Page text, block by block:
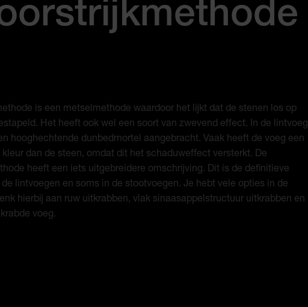
is een metselmethode waardoor het lijkt dat de stenen los op
Het heeft ook wel een soort van zwevend effect. In de lintvoeg
hooghechtende dunbedmortel aangebracht. Vaak heeft de voeg een
dan de steen, omdat dit het schaduweffect versterkt. De
heeft een iets uitgebreidere omschrijving. Dit is de definitieve
lintvoegen en soms in de stootvoegen. Je hebt vele opties in de
hierbij aan ruw uitkrabben, vlak sinaasappelstructuur uitkrabben en
voeg.